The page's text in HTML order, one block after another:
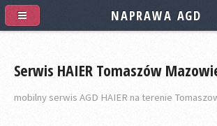
Serwis HAIER Tomaszów
mobilny serwis AGD HAIER na terenie
NAPRAWA AGD